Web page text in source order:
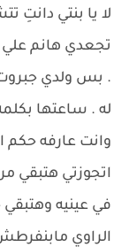
لا يا بنتي دانتِ
تجعدي هانم علي
. بس ولدي
له . ساعتها
وانت عارفه حكم
اتجوزتي
في عينيه
الراوي